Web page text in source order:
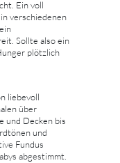
Ein voll
verschiedenen
Sollte also ein
plötzlich
liebevoll
über
und Decken bis
und
Fundus
abgestimmt.